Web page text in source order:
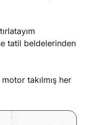
tatil beldelerinden
takılmış her